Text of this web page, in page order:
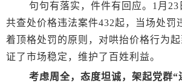
句句有落实，件件有回应。1月23
共查处价格违法案件432起，当场处罚
着顶格处罚的原则，对哄抬价格行为
证了市场稳定，维护了百姓利益。
考虑周全，态度坦诚，架起党群“